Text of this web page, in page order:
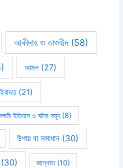
আকীদাহ ও তাওহীদ(58)
আমল(27)
ইবাদত(21)
ইতিহাস ও ঘটনা সমূহ(8)
উপায় বা সমাধান (30)
(30) জান্নাত(10)